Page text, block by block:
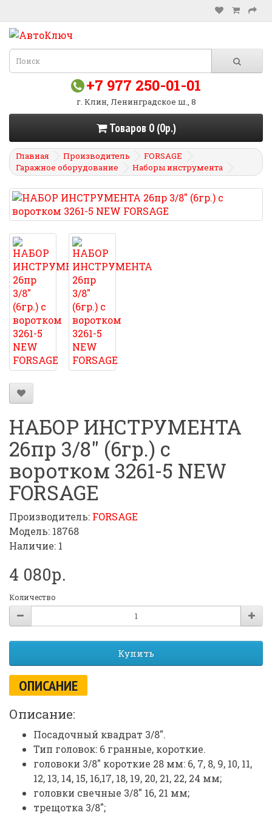
+7 977 250-01-01
г. Клин, Ленинградское ш., 8
Товаров 0 (0р.)
Главная Производитель
FORSAGE
Гаражное оборудование
Наборы инструмента
НАБОР ИНСТРУМЕНТА
26пр 3/8" (6гр.) с
воротком 3261-5 NEW
FORSAGE
Производитель: FORSAGE
Модель: 18768
Наличие: 1
4 080р.
Количество
Купить
ОПИСАНИЕ
Описание:
Посадочный квадрат 3/8".
Тип головок: 6 гранные, короткие.
головоки 3/8" короткие 28 мм: 6, 7, 8, 9, 10, 11,
12, 13, 14, 15, 16,17, 18, 19, 20, 21, 22, 24 мм;
головки свечные 3/8" 16, 21 мм;
трещотка 3/8";